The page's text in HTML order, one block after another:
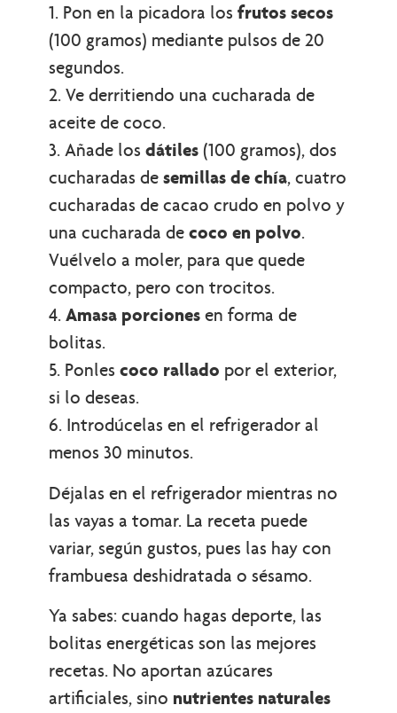
1. Pon en la picadora los frutos secos
(100 gramos) mediante pulsos de 20
segundos.
2. Ve derritiendo una cucharada de
aceite de coco.
3. Añade los dátiles(100 gramos), dos
cucharadas de semillas de chía, cuatro
cucharadas de cacao crudo en polvo y
una cucharada de coco en polvo.
Vuélvelo a moler, para que quede
compacto, pero con trocitos.
4. Amasa porcionesen forma de
bolitas.
5. Ponles coco rallado por el exterior,
si lo deseas.
6. Introdúcelas en el refrigerador al
menos 30 minutos.
Déjalas en el refrigerador mientras no
las vayas a tomar. La receta puede
variar, según gustos, pues las hay con
frambuesa deshidratada o sésamo.
Ya sabes: cuando hagas deporte, las
bolitas energéticas son las mejores
recetas. No aportan azúcares
artificiales, sino nutrientes naturales